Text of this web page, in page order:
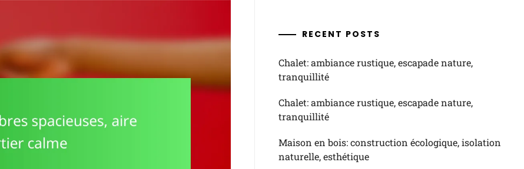
RECENT POSTS
Chalet: ambiance rustique, escapade nature,
tranquillité
Chalet: ambiance rustique, escapade nature,
tranquillité
Maison en bois: construction écologique, isolation
naturelle, esthétique